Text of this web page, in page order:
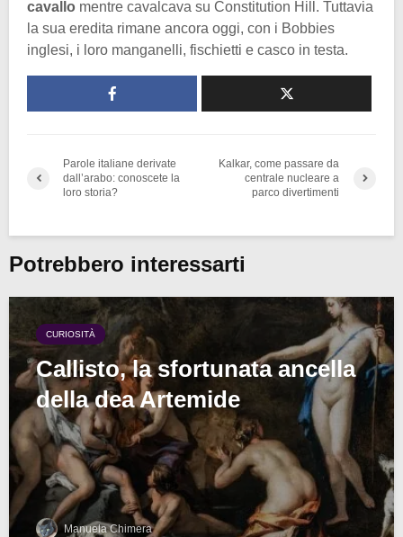
cavallo mentre cavalcava su Constitution Hill. Tuttavia
la sua eredita rimane ancora oggi, con i Bobbies
inglesi, i loro manganelli, fischietti e casco in testa.
Parole italiane derivate
dall’arabo: conoscete la
loro storia?
Kalkar, come passare da
centrale nucleare a
parco divertimenti
Potrebbero interessarti
CURIOSITÀ
Callisto, la sfortunata ancella
della dea Artemide
Manuela Chimera